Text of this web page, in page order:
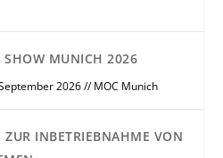
SHOW MUNICH 2026
2026 // MOC Munich
ZUR INBETRIEBNAHME VON